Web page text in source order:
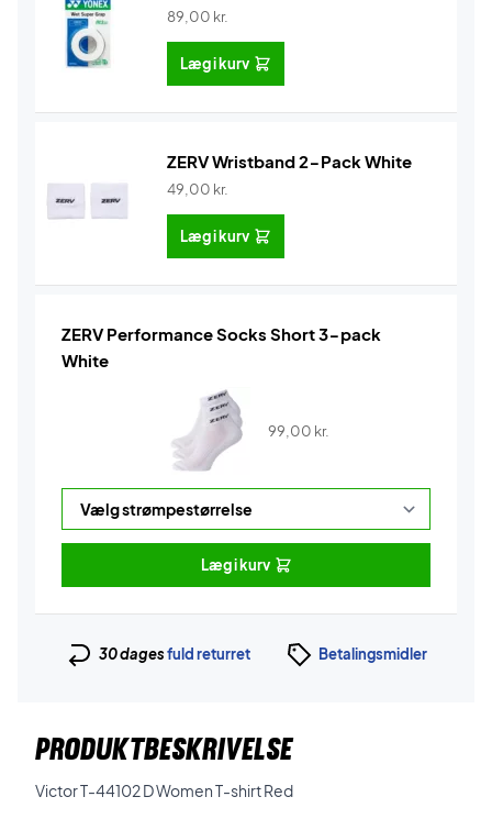
89,00 kr.
Læg i kurv
ZERV Wristband 2-Pack White
49,00 kr.
Læg i kurv
ZERV Performance Socks Short 3-pack
White
99,00 kr.
Læg i kurv
30 dagesfuld returret Betalingsmidler
PRODUKTBESKRIVELSE
Victor T-44102 D Women T-shirt Red